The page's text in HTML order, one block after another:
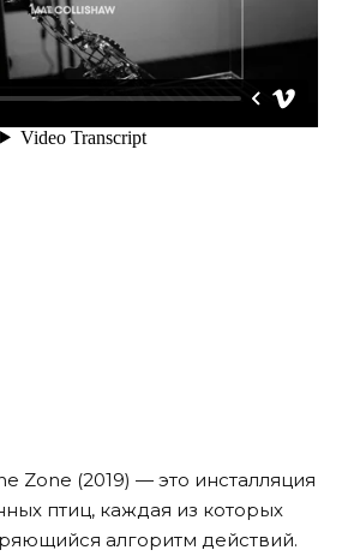
Zone (2019) — это инсталляция
птиц, каждая из которых
алгоритм действий.